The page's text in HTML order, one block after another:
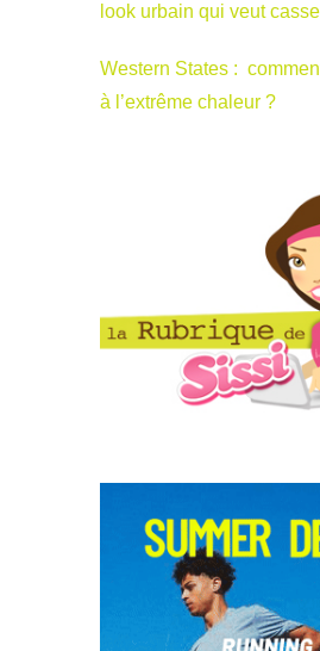
look urbain qui veut
Western States :
à l’extrême chaleur ?